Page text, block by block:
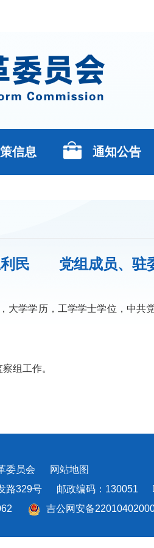
信息 通知公告
民 党组成员、驻
大学学历，工学学士学位，中
组工作。
革委员会
网站地图
路329号 邮政编码：130051
吉公网安备